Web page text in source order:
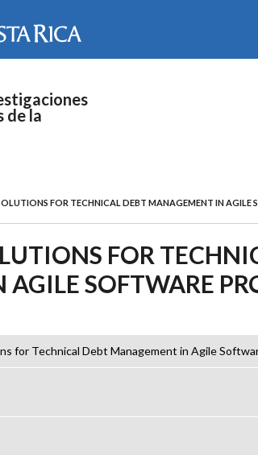
de la
FOR TECHNICAL DEBT MANAGEMENT IN AGILE
FOR
SOFTWARE
for Technical Debt Management in Agile